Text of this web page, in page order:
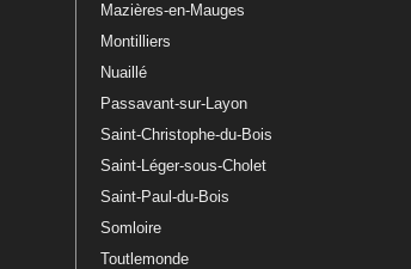
Mazières-en-Mauges
Montilliers
Nuaillé
Passavant-sur-Layon
Saint-Christophe-du-Bois
Saint-Léger-sous-Cholet
Saint-Paul-du-Bois
Somloire
Toutlemonde